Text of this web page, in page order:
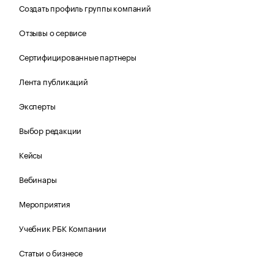
Создать профиль группы компаний
Отзывы о сервисе
Сертифицированные партнеры
Лента публикаций
Эксперты
Выбор редакции
Кейсы
Вебинары
Мероприятия
Учебник РБК Компании
Статьи о бизнесе